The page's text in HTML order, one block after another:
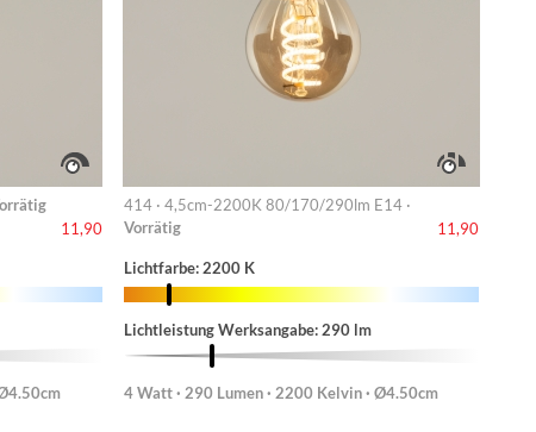
11,90
414 · 4,5cm-2200K 80/170/290lm E14 ·
Vorrätig
11,90
Lichtfarbe: 2200 K
Lichtleistung Werksangabe: 290 lm
4 Watt · 290 Lumen · 2200 Kelvin · Ø4.50cm